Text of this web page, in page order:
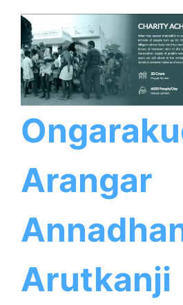
Arangar
Arutkanji